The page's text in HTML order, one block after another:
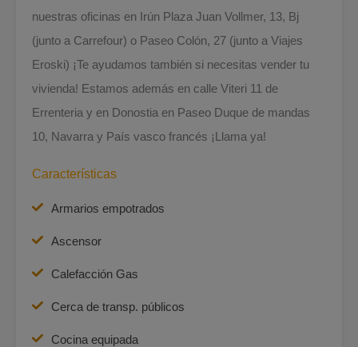
nuestras oficinas en Irún Plaza Juan Vollmer, 13, Bj
(junto a Carrefour) o Paseo Colón, 27 (junto a Viajes
Eroski) ¡Te ayudamos también si necesitas vender tu
vivienda! Estamos además en calle Viteri 11 de
Errenteria y en Donostia en Paseo Duque de mandas
10, Navarra y País vasco francés ¡Llama ya!
Características
Armarios empotrados
Ascensor
Calefacción Gas
Cerca de transp. públicos
Cocina equipada